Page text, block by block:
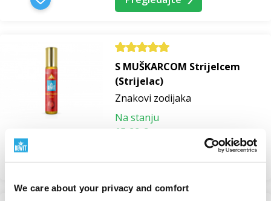
We care about your privacy and comfort
S MUŠKARCOM Strijelcem
(Strijelac)
Znakovi zodijaka
Na stanju
15,22 €